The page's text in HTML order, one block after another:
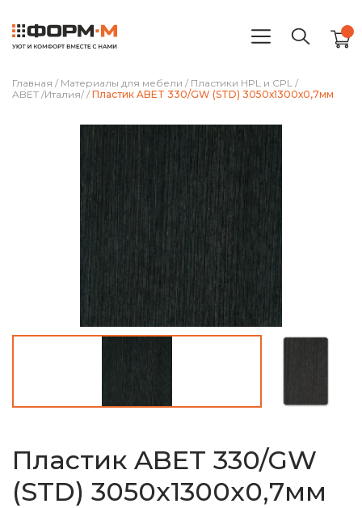
Главная / Материалы для мебели / Пластики HPL и CPL /
ABET /Италия/ / Пластик ABET 330/GW (STD) 3050х1300х0,7мм
Пластик ABET 330/GW
(STD) 3050х1300х0,7мм